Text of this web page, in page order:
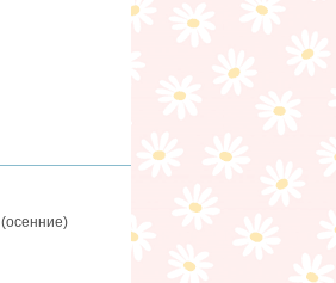
(осенние)